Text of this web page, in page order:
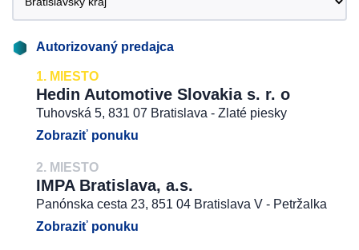
Autorizovaný predajca
1. MIESTO
Hedin Automotive Slovakia s. r. o
Tuhovská 5, 831 07 Bratislava - Zlaté piesky
Zobraziť ponuku
2. MIESTO
IMPA Bratislava, a.s.
Panónska cesta 23, 851 04 Bratislava V - Petržalka
Zobraziť ponuku